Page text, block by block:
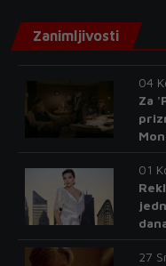
Zanimljivosti
04
Za
01
27